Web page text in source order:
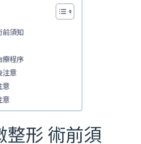
前須知
療程序
注意
意
意
整形 術前須